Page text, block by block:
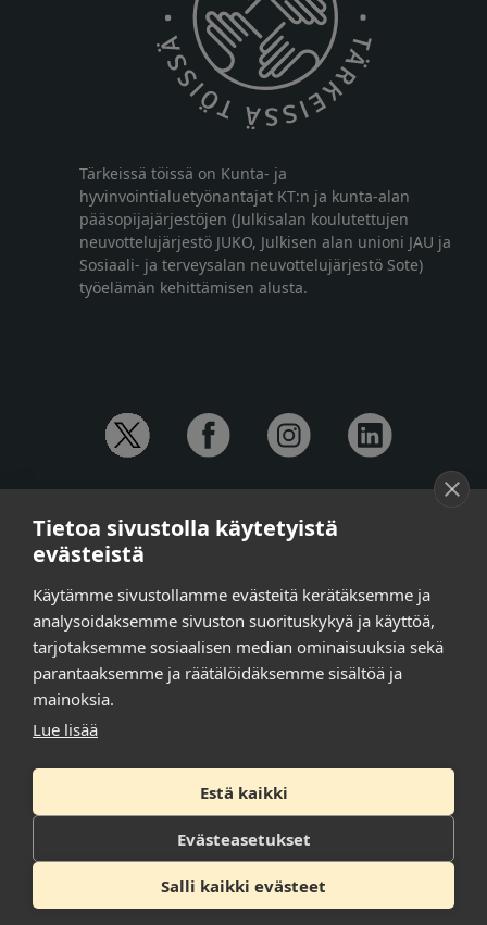
Tärkeissä töissä on Kunta- ja
hyvinvointialuetyönantajat KT:n ja kunta-alan
pääsopijajärjestöjen (Julkisalan koulutettujen
neuvottelujärjestö JUKO, Julkisen alan unioni JAU ja
Sosiaali- ja terveysalan neuvottelujärjestö Sote)
työelämän kehittämisen alusta.
Anna-Mari Jaanu, kehittämispäällikkö,
puh. +358 50 572 4620
Henna Honkalo,
viestintäpäällikkö,
puh. +358 50 479 6618
Ilari Raiski, viestintä- ja tapahtumakoordinaattori,
puh. +358 45 130 3832
Susanna Laasio,
tarkeissatoissa[a]kt.fi
Tilaa uutiskirje
Tietosuojaseloste
Saavutettavuusseloste
Tietoa sivustolla käytetyistä
evästeistä
Käytämme sivustollamme evästeitä kerätäksemme ja
analysoidaksemme sivuston suorituskykyä ja käyttöä,
tarjotaksemme sosiaalisen median ominaisuuksia sekä
parantaaksemme ja räätälöidäksemme sisältöä ja
mainoksia.
Lue lisää
Estä kaikki
Evästeasetukset
Salli kaikki evästeet